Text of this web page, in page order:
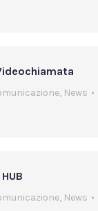
, News
, News